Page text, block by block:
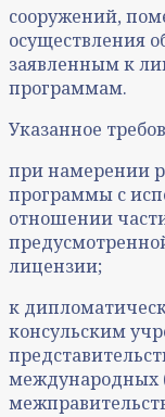
сооружений,
осуществления
заявленным к
программам.
Указанное
при намерении
программы с
отношении
лицензии;
к
консульским
международных